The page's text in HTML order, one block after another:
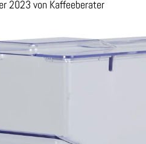
2023 von Kaffeeberater